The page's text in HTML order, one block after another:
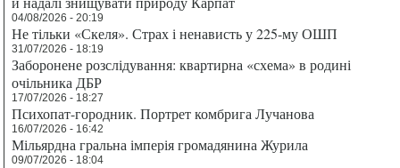
04/08/2026 - 20:19
Не тільки «Скеля». Страх і ненависть у 225-му ОШП
31/07/2026 - 18:19
Заборонене розслідування: квартирна «схема» в родині
очільника ДБР
17/07/2026 - 18:27
Психопат-городник. Портрет комбрига Лучанова
16/07/2026 - 16:42
Мільярдна гральна імперія громадянина Журила
09/07/2026 - 18:04